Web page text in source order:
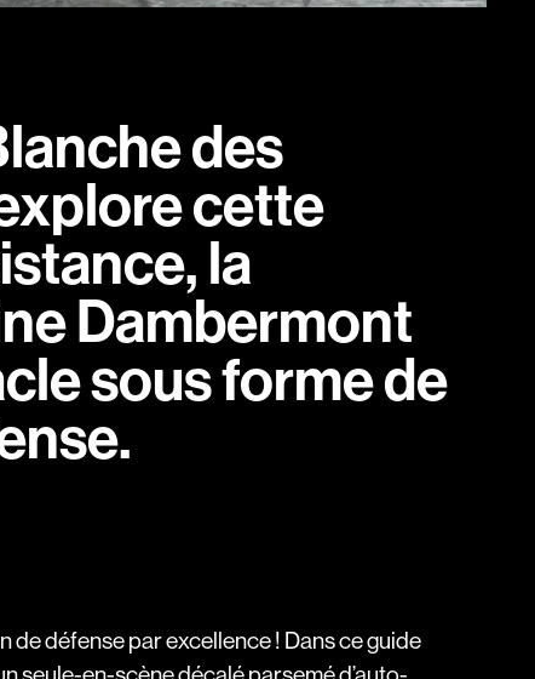
des
cette
la
Dambermont
sous forme de
défense par excellence ! Dans ce guide